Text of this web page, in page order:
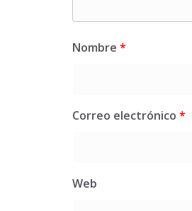
Nombre *
Correo electrónico *
Web